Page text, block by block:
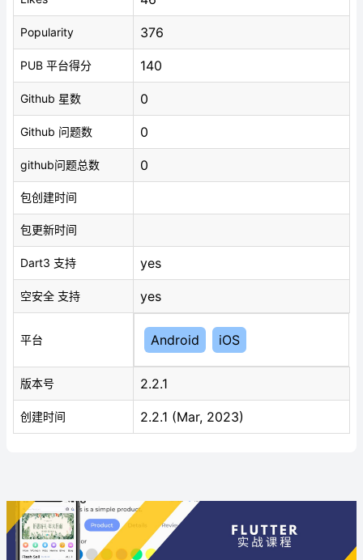
Popularity 376
PUB 平台得分 140
Github 星数 0
Github 问题数 0
github问题总数 0
包创建时间
包更新时间
Dart3 支持 yes
空安全 支持 yes
平台 Android iOS
版本号 2.2.1
创建时间 2.2.1 (Mar, 2023)